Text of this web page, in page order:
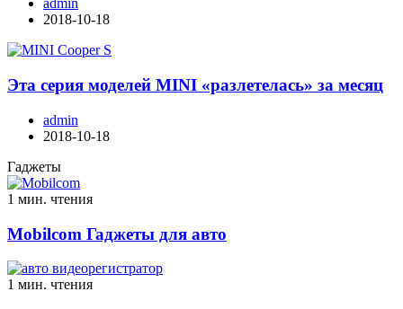
admin
2018-10-18
Эта серия моделей MINI «разлетелась» за месяц
admin
2018-10-18
Гаджеты
1 мин. чтения
Mobilcom Гаджеты для авто
1 мин. чтения